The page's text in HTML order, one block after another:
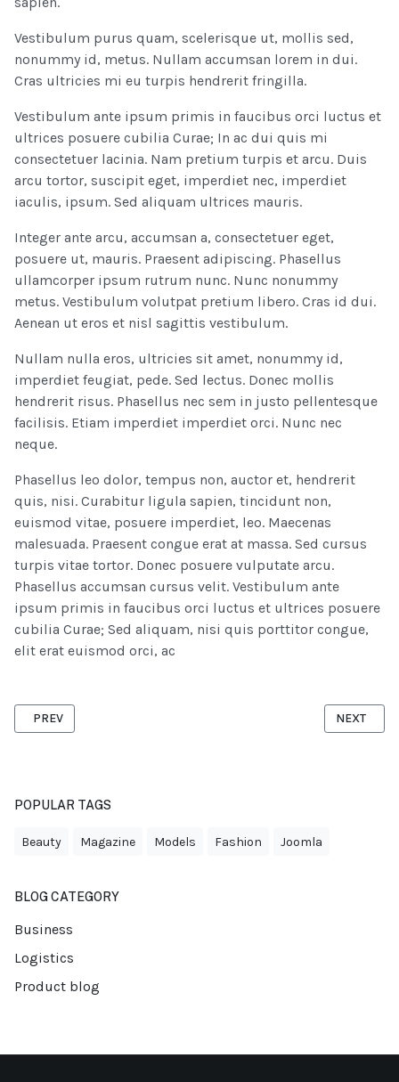
Vestibulum purus quam, scelerisque ut, mollis sed,
nonummy id, metus. Nullam accumsan lorem in dui.
Cras ultricies mi eu turpis hendrerit fringilla.
Vestibulum ante ipsum primis in faucibus orci luctus et
ultrices posuere cubilia Curae; In ac dui quis mi
consectetuer lacinia. Nam pretium turpis et arcu. Duis
arcu tortor, suscipit eget, imperdiet nec, imperdiet
iaculis, ipsum. Sed aliquam ultrices mauris.
Integer ante arcu, accumsan a, consectetuer eget,
posuere ut, mauris. Praesent adipiscing. Phasellus
ullamcorper ipsum rutrum nunc. Nunc nonummy
metus. Vestibulum volutpat pretium libero. Cras id dui.
Aenean ut eros et nisl sagittis vestibulum.
Nullam nulla eros, ultricies sit amet, nonummy id,
imperdiet feugiat, pede. Sed lectus. Donec mollis
hendrerit risus. Phasellus nec sem in justo pellentesque
facilisis. Etiam imperdiet imperdiet orci. Nunc nec
neque.
Phasellus leo dolor, tempus non, auctor et, hendrerit
quis, nisi. Curabitur ligula sapien, tincidunt non,
euismod vitae, posuere imperdiet, leo. Maecenas
malesuada. Praesent congue erat at massa. Sed cursus
turpis vitae tortor. Donec posuere vulputate arcu.
Phasellus accumsan cursus velit. Vestibulum ante
ipsum primis in faucibus orci luctus et ultrices posuere
cubilia Curae; Sed aliquam, nisi quis porttitor congue,
elit erat euismod orci, ac
PREVIOUS ARTICLE: INVESTING IN EMPLOYEE TRAINING AND
PREV NEXT
NEXT
POPULAR TAGS
Beauty Magazine Models Fashion Joomla
BLOG CATEGORY
Business
Logistics
Product blog